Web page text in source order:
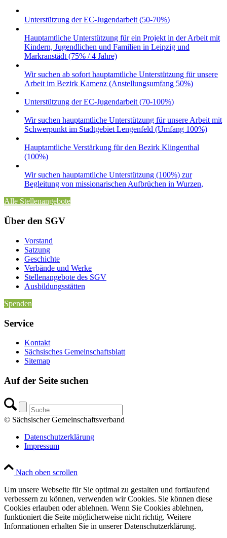
Unterstützung der EC-Jugendarbeit (50-70%)
Hauptamtliche Unterstützung für ein Projekt in der Arbeit mit
Kindern, Jugendlichen und Familien in Leipzig und
Markranstädt (75% / 4 Jahre)
Wir suchen ab sofort hauptamtliche Unterstützung für unsere
Arbeit im Bezirk Kamenz (Anstellungsumfang 50%)
Unterstützung der EC-Jugendarbeit (70-100%)
Wir suchen hauptamtliche Unterstützung für unsere Arbeit mit
Schwerpunkt im Stadtgebiet Lengenfeld (Umfang 100%)
Hauptamtliche Verstärkung für den Bezirk Klingenthal
(100%)
Wir suchen hauptamtliche Unterstützung (100%) zur
Begleitung von missionarischen Aufbrüchen in Wurzen,
Alle Stellenangebote
Über den SGV
Vorstand
Satzung
Geschichte
Verbände und Werke
Stellenangebote des SGV
Ausbildungsstätten
Spenden
Service
Kontakt
Sächsisches Gemeinschaftsblatt
Sitemap
Auf der Seite suchen
© Sächsischer Gemeinschaftsverband
Datenschutzerklärung
Impressum
Nach oben scrollen
Um unsere Webseite für Sie optimal zu gestalten und fortlaufend
verbessern zu können, verwenden wir Cookies. Sie können diese
Cookies erlauben oder ablehnen. Wenn Sie Cookies ablehnen,
funktioniert die Seite möglicherweise nicht richtig. Weitere
Informationen erhalten Sie in unserer Datenschutzerklärung.